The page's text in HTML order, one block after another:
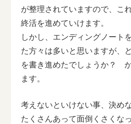
が整理されていますので、こ
終活を進めていけます。
しかし、エンディングノート
た方々は多いと思いますが、
を書き進めたでしょうか？
ます。
考えないといけない事、決め
たくさんあって面倒くさくな